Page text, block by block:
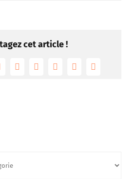
cet article !
LinkedInTumblrPinterest
Vk Email